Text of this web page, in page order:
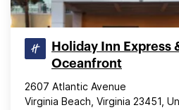
Holiday Inn Express
Oceanfront
2607 Atlantic Avenue
Virginia Beach, Virginia 23451,